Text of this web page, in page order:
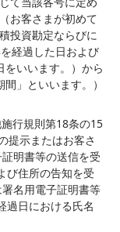
お客さまが初めて
投資勘定ならびに
経過した日および
いいます。）から
」といいます。）
行規則第18条の15
提示またはお客さ
明書等の送信を受
び住所の告知を受
名用電子証明書等
過日における氏名